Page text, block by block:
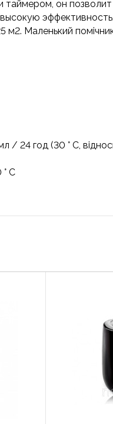
он
Маленький
24 год (30 ° C,
C